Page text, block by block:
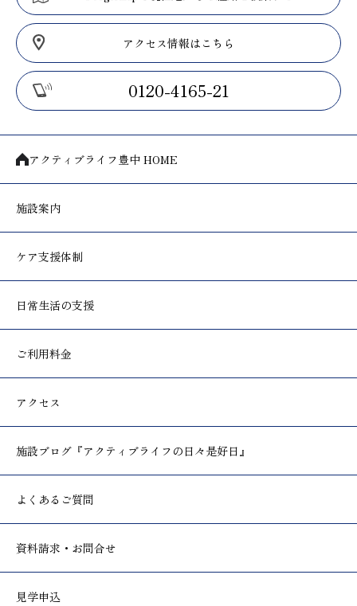
アクセス情報はこちら
0120-4165-21
アクティブライフ豊中 HOME
施設案内
ケア支援体制
日常生活の支援
ご利用料金
アクセス
施設ブログ 『アクティブライフの日々是好日』
よくあるご質問
資料請求・お問合せ
見学申込